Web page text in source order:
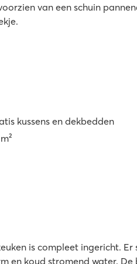
van een schuin
kussens en dekbedden
is compleet ingericht. Er
en koud stromend water.